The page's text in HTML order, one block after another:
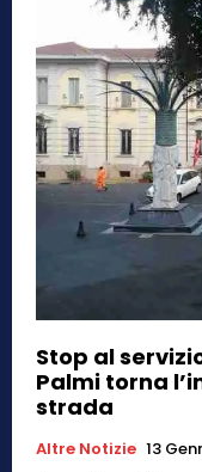
Stop al
Palmi torna
strada
Altre Notizie 13